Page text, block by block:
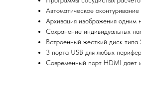
Автоматическое
Архивация изображения одним
Сохранение индивидуальных
Встроенный жесткий диск типа
3 порта USB для любых
Современный порт HDMI дает